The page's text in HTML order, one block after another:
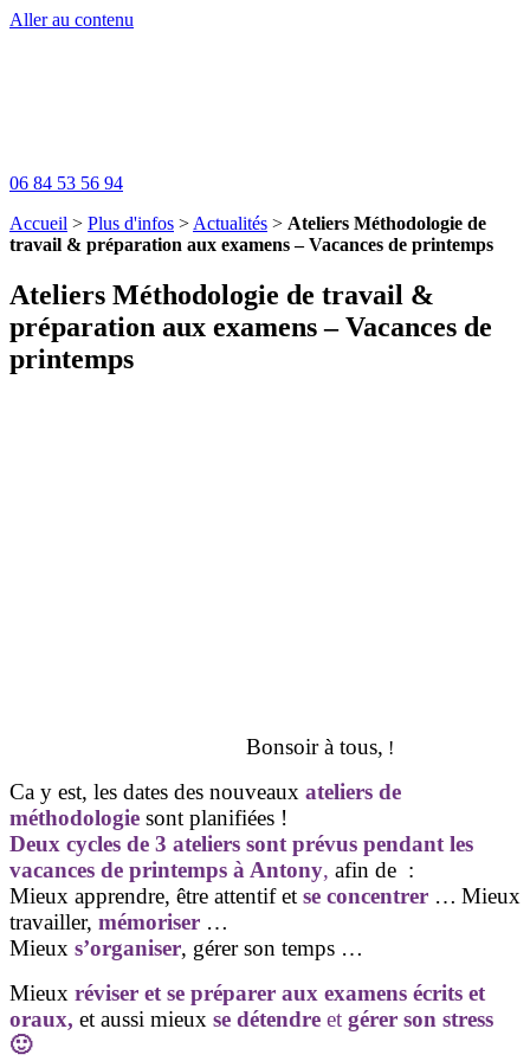
Aller au contenu
06 84 53 56 94
Accueil > Plus d'infos > Actualités > Ateliers Méthodologie de
travail & préparation aux examens – Vacances de printemps
Ateliers Méthodologie de travail &
préparation aux examens – Vacances de
printemps
Bonsoir à tous, !
Ca y est, les dates des nouveaux ateliers de
méthodologie sont planifiées !
Deux cycles de 3 ateliers sont prévus pendant les
vacances de printemps à Antony, afin de :
Mieux apprendre, être attentif et se concentrer … Mieux
travailler, mémoriser …
Mieux s’organiser, gérer son temps …
Mieux réviser et se préparer aux examens écrits et
oraux, et aussi mieux se détendre et gérer son stress
🙂